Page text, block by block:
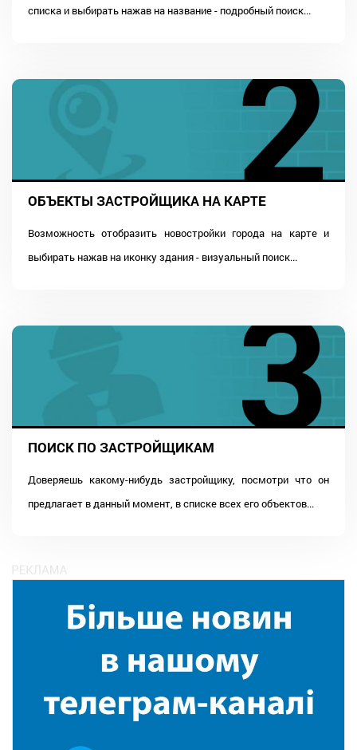
списка и выбирать нажав на название - подробный поиск...
ОБЪЕКТЫ ЗАСТРОЙЩИКА НА КАРТЕ
Возможность отобразить новостройки города на карте и
выбирать нажав на иконку здания - визуальный поиск...
ПОИСК ПО ЗАСТРОЙЩИКАМ
Доверяешь какому-нибудь застройщику, посмотри что он
предлагает в данный момент, в списке всех его объектов...